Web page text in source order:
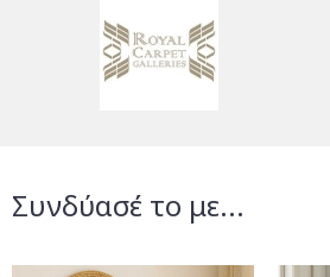
Συνδύασέ το με...